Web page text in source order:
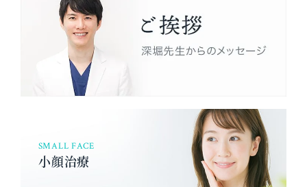
SMALL FACE
小顔治療